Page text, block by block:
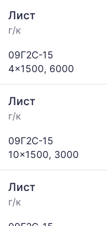
Лист
г/к
09Г2С-15
4x1500, 6000
Лист
г/к
09Г2С-15
10x1500, 3000
Лист
г/к